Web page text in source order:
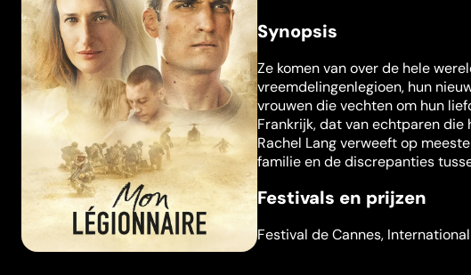
Synopsis
Ze komen van over de hele
vreemdelingenlegioen, hun
vrouwen die vechten om hun
Frankrijk, dat van echtparen die
Rachel Lang verweeft op
familie en de discrepanties
Festivals en prijzen
Festival de Cannes,